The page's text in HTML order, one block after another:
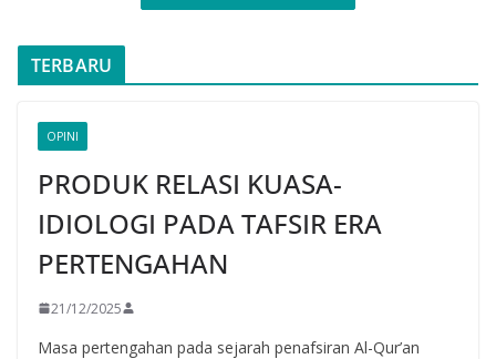
TERBARU
OPINI
PRODUK RELASI KUASA-
IDIOLOGI PADA TAFSIR ERA
PERTENGAHAN
21/12/2025
Masa pertengahan pada sejarah penafsiran Al-Qur’an